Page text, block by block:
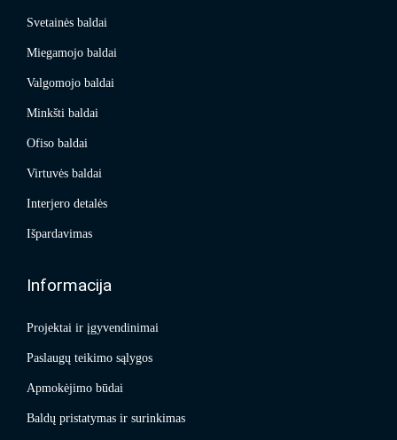
Svetainės baldai
Miegamojo baldai
Valgomojo baldai
Minkšti baldai
Ofiso baldai
Virtuvės baldai
Interjero detalės
Išpardavimas
Informacija
Projektai ir įgyvendinimai
Paslaugų teikimo sąlygos
Apmokėjimo būdai
Baldų pristatymas ir surinkimas